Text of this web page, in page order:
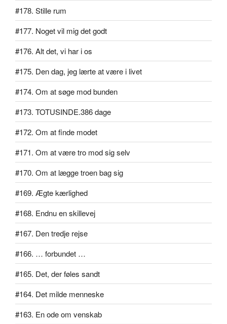
#178. Stille rum
#177. Noget vil mig det godt
#176. Alt det, vi har i os
#175. Den dag, jeg lærte at være i livet
#174. Om at søge mod bunden
#173. TOTUSINDE.386 dage
#172. Om at finde modet
#171. Om at være tro mod sig selv
#170. Om at lægge troen bag sig
#169. Ægte kærlighed
#168. Endnu en skillevej
#167. Den tredje rejse
#166. … forbundet …
#165. Det, der føles sandt
#164. Det milde menneske
#163. En ode om venskab